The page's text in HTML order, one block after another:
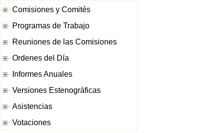
Comisiones y Comités
Programas de Trabajo
Reuniones de las Comisiones
Ordenes del Día
Informes Anuales
Versiones Estenográficas
Asistencias
Votaciones